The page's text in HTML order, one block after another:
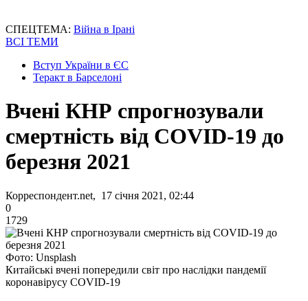
СПЕЦТЕМА: Війна в Ірані
ВСІ ТЕМИ
Вступ України в ЄС
Теракт в Барселоні
Вчені КНР спрогнозували
смертність від COVID-19 до
березня 2021
Корреспондент.net, 17 січня 2021, 02:44
0
1729
Фото: Unsplash
Китайські вчені попередили світ про наслідки пандемії
коронавірусу COVID-19